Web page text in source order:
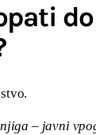
– javni